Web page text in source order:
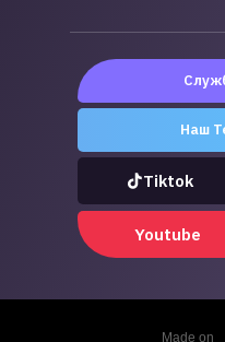
Наш
Youtube
Tiktok
Made on